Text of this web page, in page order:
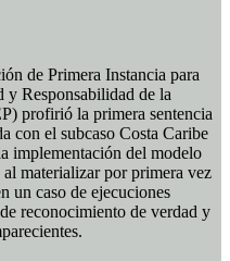
de Primera Instancia para
y Responsabilidad de la
profirió la primera sentencia
con el subcaso Costa Caribe
implementación del modelo
materializar por primera vez
un caso de ejecuciones
reconocimiento de verdad y